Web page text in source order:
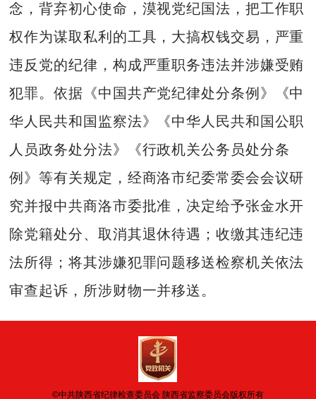
念，背弃初心使命，漠视党纪国法，把工作职
权作为谋取私利的工具，大搞权钱交易，严重
违反党的纪律，构成严重职务违法并涉嫌受贿
犯罪。依据《中国共产党纪律处分条例》《中
华人民共和国监察法》《中华人民共和国公职
人员政务处分法》《行政机关公务员处分条
例》等有关规定，经商洛市纪委常委会会议研
究并报中共商洛市委批准，决定给予张金水开
除党籍处分、取消其退休待遇；收缴其违纪违
法所得；将其涉嫌犯罪问题移送检察机关依法
审查起诉，所涉财物一并移送。
©中共陕西省纪律检查委员会 陕西省监察委员会版权所有